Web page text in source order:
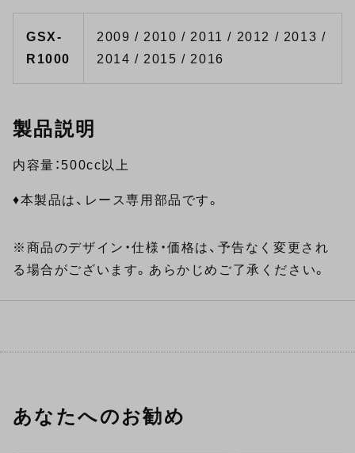
GSX-
R1000
2009 / 2010 / 2011 / 2012 / 2013 /
2014 / 2015 / 2016
製品説明
内容量：500cc以上
♦本製品は、レース専用部品です。
※商品のデザイン・仕様・価格は、予告なく変更され
る場合がございます。あらかじめご了承ください。
あなたへのお勧め